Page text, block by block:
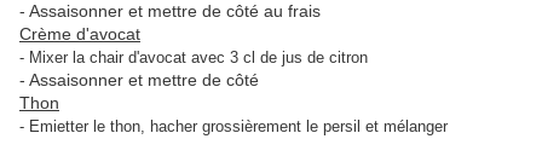
- Assaisonner et mettre de côté au frais
Crème d'avocat
- Mixer la chair d'avocat avec 3 cl de jus de citron
- Assaisonner et mettre de côté
Thon
- Emietter le thon, hacher grossièrement le persil et mélanger